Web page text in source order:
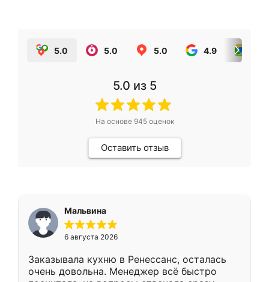
5.0 5.0 5.0 4.9
5.0 из 5
На основе 945оценок
Оставить отзыв
Мальвина
6 августа 2026
Заказывала кухню в Ренессанс, осталась
очень довольна. Менеджер всё быстро